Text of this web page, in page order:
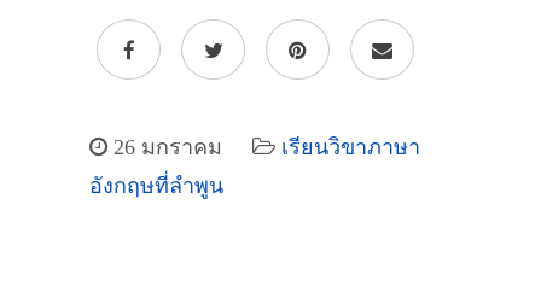
26 มกราคม
เรียนวิขาภาษา
อังกฤษที่ลำพูน